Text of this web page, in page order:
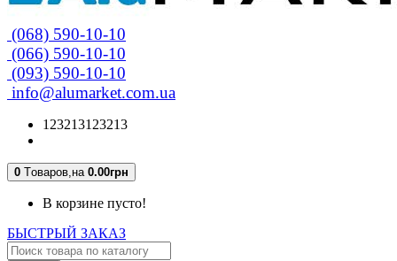
(068) 590-10-10
(066) 590-10-10
(093) 590-10-10
info@alumarket.com.ua
123213123213
0 Tоваров, на 0.00грн
В корзине пусто!
БЫСТРЫЙ ЗАКАЗ